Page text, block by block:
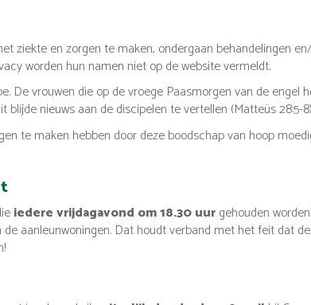
ziekte en zorgen te maken, ondergaan behandelingen
worden hun namen niet op de website vermeldt.
De vrouwen die op de vroege Paasmorgen van de engel
nieuws aan de discipelen te vertellen (Matteüs 28:5-
te maken hebben door deze boodschap van hoop
iedere vrijdagavond om 18.30 uurgehouden
aanleunwoningen. Dat houdt verband met het feit dat